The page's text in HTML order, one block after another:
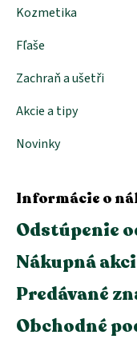
Kozmetika
Fľaše
Zachraň a ušetři
Akcie a tipy
Novinky
Informácie o
Odstúpenie
Nákupná
Predávané
Obchodné